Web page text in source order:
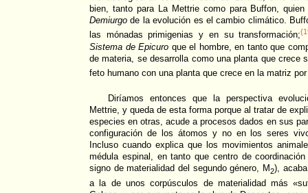
bien, tanto para La Mettrie como para Buffon,
Demiurgo de la evolución es el cambio climático.
las mónadas primigenias y en su transformación;
Sistema de Epicuro que el hombre, en tanto que
de materia, se desarrolla como una planta que crece
feto humano con una planta que crece en la matriz
Diríamos entonces que la perspectiva
Mettrie, y queda de esta forma porque al tratar de
especies en otras, acude a procesos dados en sus
configuración de los átomos y no en los seres
Incluso cuando explica que los movimientos
médula espinal, en tanto que centro de
signo de materialidad del segundo género, M2),
a la de unos corpúsculos de materialidad más